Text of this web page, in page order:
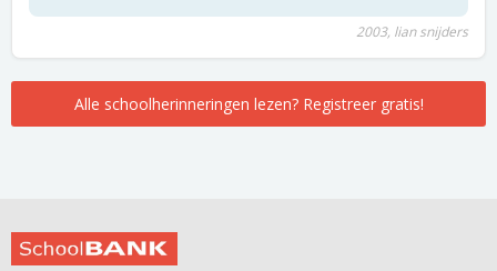
2003, lian snijders
Alle schoolherinneringen lezen? Registreer gratis!